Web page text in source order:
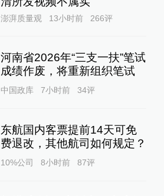
澎湃质量观 13小时前 266评
河南省2026年“三支一扶”笔试
成绩作废，将重新组织笔试
中国政库 7小时前 34评
东航国内客票提前14天可免
费退改，其他航司如何规定？
10%公司 8小时前 87评